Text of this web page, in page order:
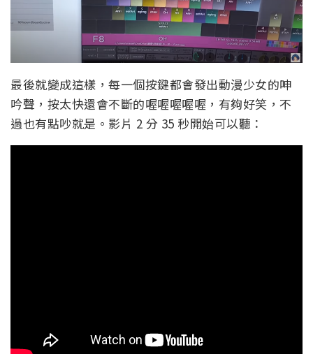
最後就變成這樣，每一個按鍵都會發出動漫少女的呻
吟聲，按太快還會不斷的喔喔喔喔喔，有夠好笑，不
過也有點吵就是。影片 2 分 35 秒開始可以聽：